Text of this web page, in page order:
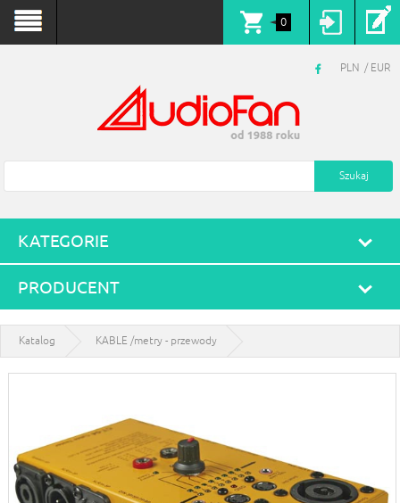
0
PLN EUR
KATEGORIE
PRODUCENT
Katalog KABLE /metry - przewody